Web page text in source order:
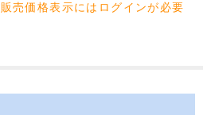
販売価格表示にはログインが必要